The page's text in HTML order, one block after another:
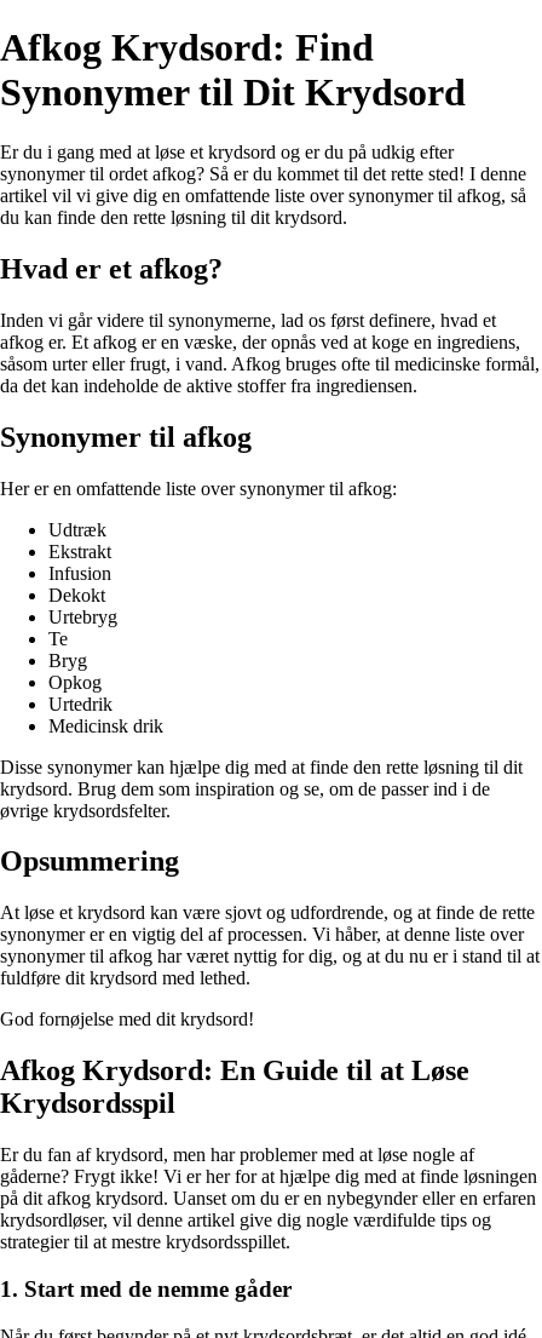
Afkog Krydsord: Find
Synonymer til Dit Krydsord
Er du i gang med at løse et krydsord og er du på udkig efter
synonymer til ordet afkog? Så er du kommet til det rette sted! I denne
artikel vil vi give dig en omfattende liste over synonymer til afkog, så
du kan finde den rette løsning til dit krydsord.
Hvad er et afkog?
Inden vi går videre til synonymerne, lad os først definere, hvad et
afkog er. Et afkog er en væske, der opnås ved at koge en ingrediens,
såsom urter eller frugt, i vand. Afkog bruges ofte til medicinske formål,
da det kan indeholde de aktive stoffer fra ingrediensen.
Synonymer til afkog
Her er en omfattende liste over synonymer til afkog:
Udtræk
Ekstrakt
Infusion
Dekokt
Urtebryg
Te
Bryg
Opkog
Urtedrik
Medicinsk drik
Disse synonymer kan hjælpe dig med at finde den rette løsning til dit
krydsord. Brug dem som inspiration og se, om de passer ind i de
øvrige krydsordsfelter.
Opsummering
At løse et krydsord kan være sjovt og udfordrende, og at finde de rette
synonymer er en vigtig del af processen. Vi håber, at denne liste over
synonymer til afkog har været nyttig for dig, og at du nu er i stand til at
fuldføre dit krydsord med lethed.
God fornøjelse med dit krydsord!
Afkog Krydsord: En Guide til at Løse
Krydsordsspil
Er du fan af krydsord, men har problemer med at løse nogle af
gåderne? Frygt ikke! Vi er her for at hjælpe dig med at finde løsningen
på dit afkog krydsord. Uanset om du er en nybegynder eller en erfaren
krydsordløser, vil denne artikel give dig nogle værdifulde tips og
strategier til at mestre krydsordsspillet.
1. Start med de nemme gåder